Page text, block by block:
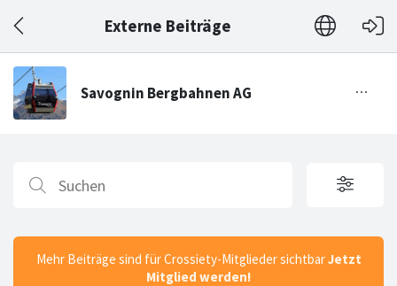
Externe Beiträge
Mehr Beiträge sind für Crossiety-Mitglieder sichtbarJetzt
Mitglied werden!